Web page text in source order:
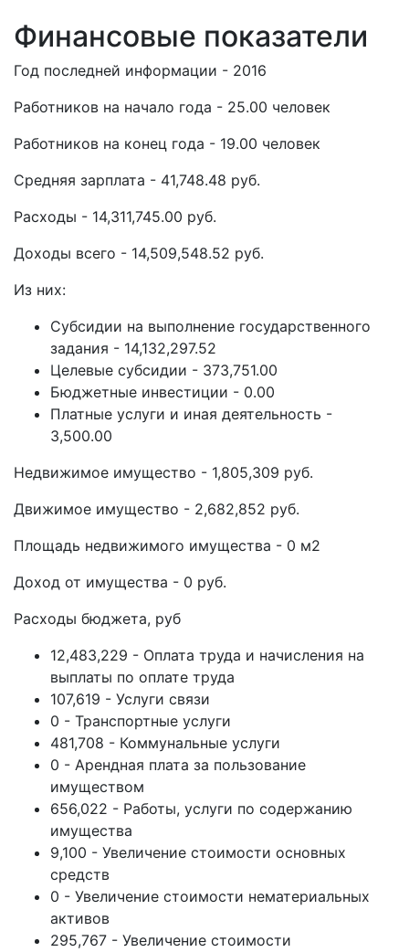
Финансовые показатели
Год последней информации - 2016
Работников на начало года - 25.00 человек
Работников на конец года - 19.00 человек
Средняя зарплата - 41,748.48 руб.
Расходы - 14,311,745.00 руб.
Доходы всего - 14,509,548.52 руб.
Из них:
Субсидии на выполнение государственного
задания - 14,132,297.52
Целевые субсидии - 373,751.00
Бюджетные инвестиции - 0.00
Платные услуги и иная деятельность -
3,500.00
Недвижимое имущество - 1,805,309 руб.
Движимое имущество - 2,682,852 руб.
Площадь недвижимого имущества - 0 м2
Доход от имущества - 0 руб.
Расходы бюджета, руб
12,483,229 - Оплата труда и начисления на
выплаты по оплате труда
107,619 - Услуги связи
0 - Транспортные услуги
481,708 - Коммунальные услуги
0 - Арендная плата за пользование
имуществом
656,022 - Работы, услуги по содержанию
имущества
9,100 - Увеличение стоимости основных
средств
0 - Увеличение стоимости нематериальных
активов
295,767 - Увеличение стоимости